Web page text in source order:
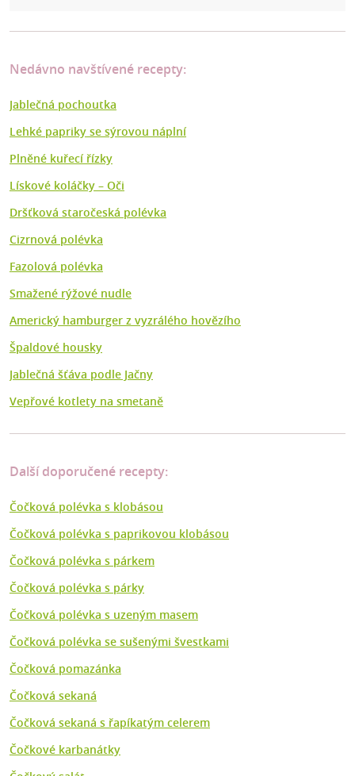
Nedávno navštívené recepty:
Jablečná pochoutka
Lehké papriky se sýrovou náplní
Plněné kuřecí řízky
Lískové koláčky – Oči
Dršťková staročeská polévka
Cizrnová polévka
Fazolová polévka
Smažené rýžové nudle
Americký hamburger z vyzrálého hovězího
Špaldové housky
Jablečná šťáva podle Jačny
Vepřové kotlety na smetaně
Další doporučené recepty:
Čočková polévka s klobásou
Čočková polévka s paprikovou klobásou
Čočková polévka s párkem
Čočková polévka s párky
Čočková polévka s uzeným masem
Čočková polévka se sušenými švestkami
Čočková pomazánka
Čočková sekaná
Čočková sekaná s řapíkatým celerem
Čočkové karbanátky